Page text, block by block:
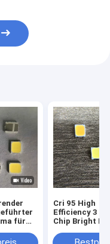
für
Cri 95 High
Efficiency 3 V
Chip Bright
Schutz vor